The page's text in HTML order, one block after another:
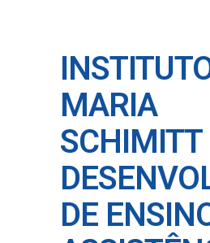
MARIA
SCHIMITT
DE